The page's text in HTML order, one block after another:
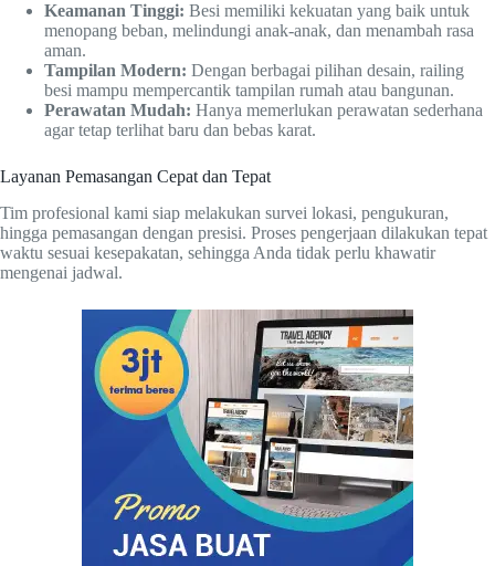
Keamanan Tinggi: Besi memiliki kekuatan yang baik untuk
menopang beban, melindungi anak-anak, dan menambah rasa
aman.
Tampilan Modern: Dengan berbagai pilihan desain, railing
besi mampu mempercantik tampilan rumah atau bangunan.
Perawatan Mudah: Hanya memerlukan perawatan sederhana
agar tetap terlihat baru dan bebas karat.
Layanan Pemasangan Cepat dan Tepat
Tim profesional kami siap melakukan survei lokasi, pengukuran,
hingga pemasangan dengan presisi. Proses pengerjaan dilakukan tepat
waktu sesuai kesepakatan, sehingga Anda tidak perlu khawatir
mengenai jadwal.